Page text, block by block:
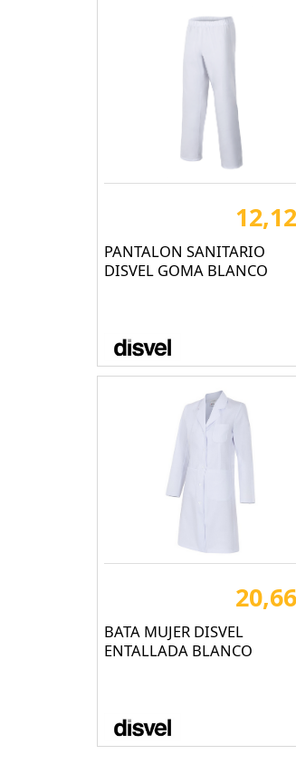
PANTALON SANITARIO
DISVEL GOMA BLANCO
BATA MUJER DISVEL
ENTALLADA BLANCO